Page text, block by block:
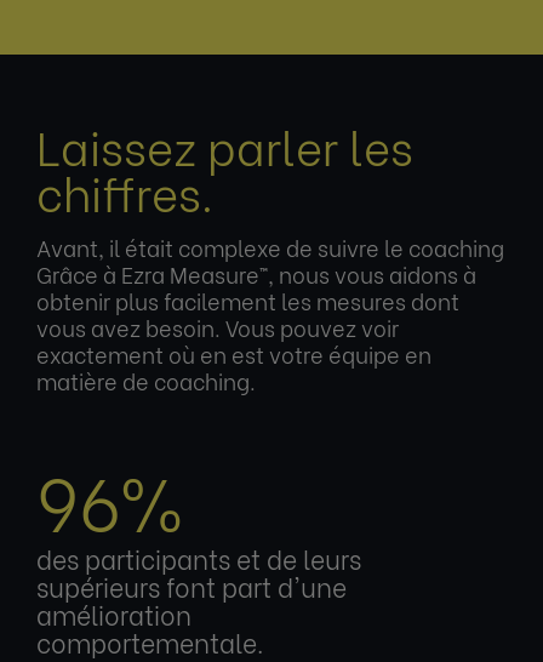
Laissez parler les
chiffres.
Avant, il était complexe de suivre le coaching
Grâce à Ezra Measure™, nous vous aidons à
obtenir plus facilement les mesures dont
vous avez besoin. Vous pouvez voir
exactement où en est votre équipe en
matière de coaching.
96%
des participants et de leurs
supérieurs font part d'une
amélioration
comportementale.